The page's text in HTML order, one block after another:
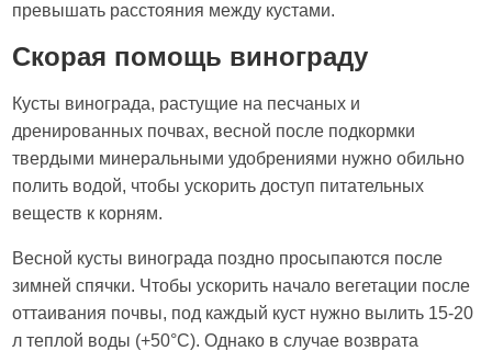
превышать расстояния между кустами.
Скорая помощь винограду
Кусты винограда, растущие на песчаных и
дренированных почвах, весной после подкормки
твердыми минеральными удобрениями нужно обильно
полить водой, чтобы ускорить доступ питательных
веществ к корням.
Весной кусты винограда поздно просыпаются после
зимней спячки. Чтобы ускорить начало вегетации после
оттаивания почвы, под каждый куст нужно вылить 15-20
л теплой воды (+50°С). Однако в случае возврата